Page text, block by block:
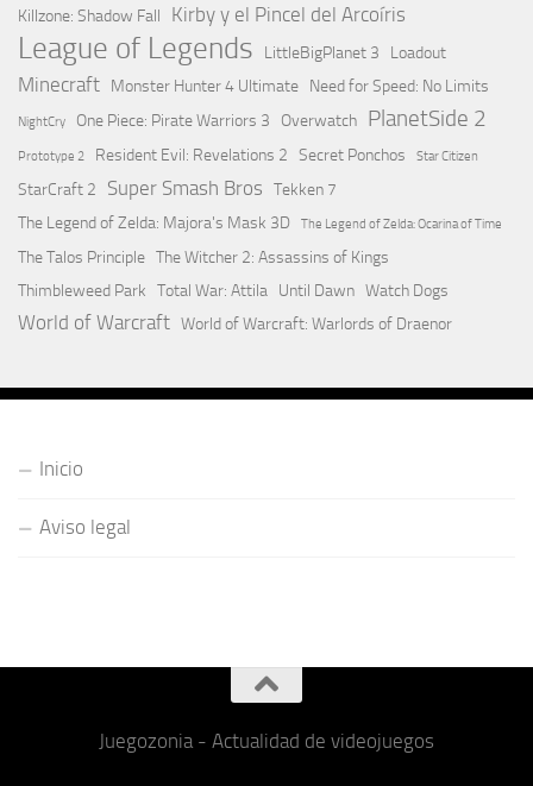
Killzone: Shadow Fall Kirby y el Pincel del Arcoíris
League of Legends LittleBigPlanet 3 Loadout
Minecraft Monster Hunter 4 Ultimate Need for Speed: No Limits
NightCry One Piece: Pirate Warriors 3 Overwatch PlanetSide 2
Prototype 2 Resident Evil: Revelations 2 Secret Ponchos Star Citizen
StarCraft 2 Super Smash Bros Tekken 7
The Legend of Zelda: Majora's Mask 3D
The Legend of Zelda: Ocarina of Time
The Talos Principle The Witcher 2: Assassins of Kings
Thimbleweed Park Total War: Attila Until Dawn Watch Dogs
World of Warcraft World of Warcraft: Warlords of Draenor
Inicio
Aviso legal
Juegozonia - Actualidad de videojuegos